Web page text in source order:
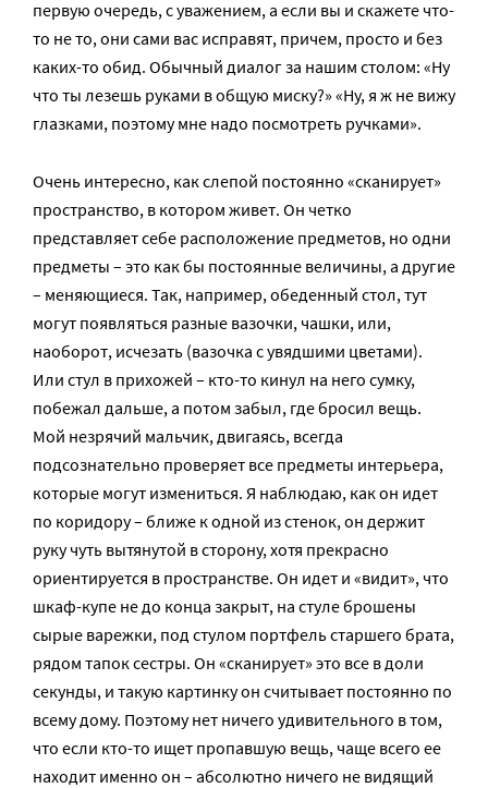
первую очередь, с уважением, а если вы и скажете что-
то не то, они сами вас исправят, причем, просто и без
каких-то обид. Обычный диалог за нашим столом: «Ну
что ты лезешь руками в общую миску?» «Ну, я ж не вижу
глазками, поэтому мне надо посмотреть ручками».
Очень интересно, как слепой постоянно «сканирует»
пространство, в котором живет. Он четко
представляет себе расположение предметов, но одни
предметы – это как бы постоянные величины, а другие
– меняющиеся. Так, например, обеденный стол, тут
могут появляться разные вазочки, чашки, или,
наоборот, исчезать (вазочка с увядшими цветами).
Или стул в прихожей – кто-то кинул на него сумку,
побежал дальше, а потом забыл, где бросил вещь.
Мой незрячий мальчик, двигаясь, всегда
подсознательно проверяет все предметы интерьера,
которые могут измениться. Я наблюдаю, как он идет
по коридору – ближе к одной из стенок, он держит
руку чуть вытянутой в сторону, хотя прекрасно
ориентируется в пространстве. Он идет и «видит», что
шкаф-купе не до конца закрыт, на стуле брошены
сырые варежки, под стулом портфель старшего брата,
рядом тапок сестры. Он «сканирует» это все в доли
секунды, и такую картинку он считывает постоянно по
всему дому. Поэтому нет ничего удивительного в том,
что если кто-то ищет пропавшую вещь, чаще всего ее
находит именно он – абсолютно ничего не видящий